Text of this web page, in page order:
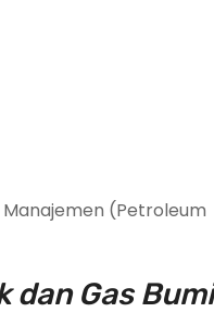
(Petroleum
dan Gas Bumi